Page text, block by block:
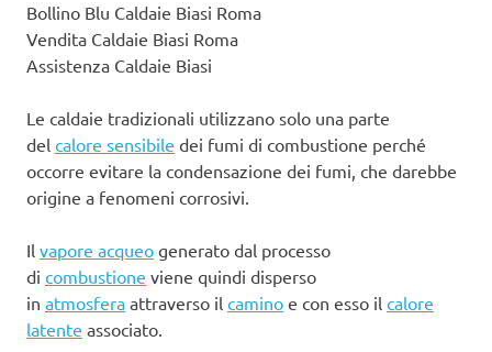
Bollino Blu Caldaie Biasi Roma
Vendita Caldaie Biasi Roma
Assistenza Caldaie Biasi
Le caldaie tradizionali utilizzano solo una parte
del calore sensibile dei fumi di combustione perché
occorre evitare la condensazione dei fumi, che darebbe
origine a fenomeni corrosivi.
Il vapore acqueo generato dal processo
di combustione viene quindi disperso
in atmosfera attraverso il camino e con esso il calore
latente associato.